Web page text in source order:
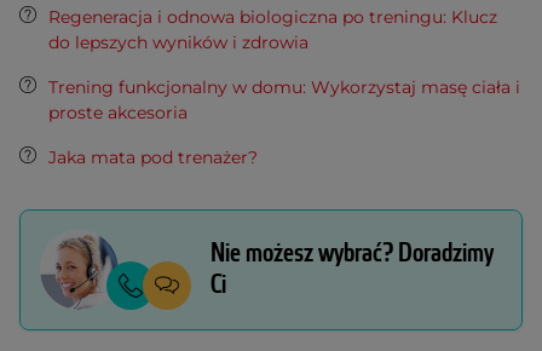
Regeneracja i odnowa biologiczna po treningu: Klucz
do lepszych wyników i zdrowia
Trening funkcjonalny w domu: Wykorzystaj masę ciała i
proste akcesoria
Jaka mata pod trenażer?
Nie możesz wybrać? Doradzimy
Ci